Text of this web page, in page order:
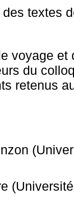
des textes
voyage et
du
retenus